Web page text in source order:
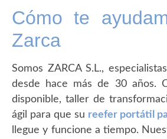
Cómo te
Zarca
Somos ZARCA S.L.,
desde hace más de 30 años.
disponible, taller de
ágil para que su reefer portátil
llegue y funcione a tiempo.